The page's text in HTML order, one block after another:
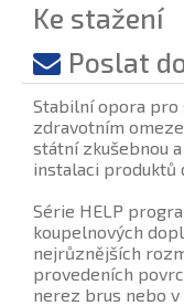
Ke stažení
Poslat
Stabilní opora pro
zdravotním
státní zkušebnou
instalaci produktů
Série HELP
koupelnových
nejrůznějších
provedeních
nerez brus nebo